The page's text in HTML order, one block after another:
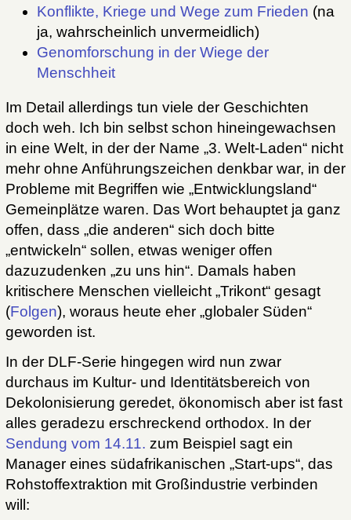
Konflikte, Kriege und Wege zum Frieden (na
ja, wahrscheinlich unvermeidlich)
Genomforschung in der Wiege der
Menschheit
Im Detail allerdings tun viele der Geschichten
doch weh. Ich bin selbst schon hineingewachsen
in eine Welt, in der der Name „3. Welt-Laden“ nicht
mehr ohne Anführungszeichen denkbar war, in der
Probleme mit Begriffen wie „Entwicklungsland“
Gemeinplätze waren. Das Wort behauptet ja ganz
offen, dass „die anderen“ sich doch bitte
„entwickeln“ sollen, etwas weniger offen
dazuzudenken „zu uns hin“. Damals haben
kritischere Menschen vielleicht „Trikont“ gesagt
(Folgen), woraus heute eher „globaler Süden“
geworden ist.
In der DLF-Serie hingegen wird nun zwar
durchaus im Kultur- und Identitätsbereich von
Dekolonisierung geredet, ökonomisch aber ist fast
alles geradezu erschreckend orthodox. In der
Sendung vom 14.11. zum Beispiel sagt ein
Manager eines südafrikanischen „Start-ups“, das
Rohstoffextraktion mit Großindustrie verbinden
will: